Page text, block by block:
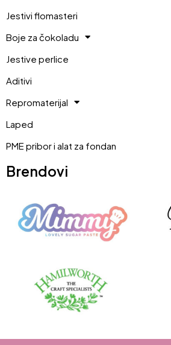
Jestivi flomasteri
Boje za čokoladu
Jestive perlice
Aditivi
Repromaterijal
Laped
PME pribor i alat za fondan
Brendovi